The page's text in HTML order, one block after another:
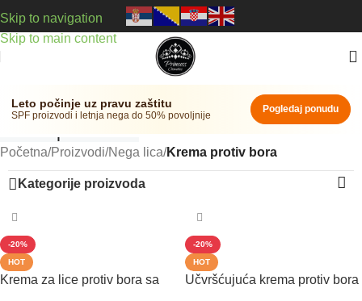
Skip to navigation
Skip to main content
Leto počinje uz pravu zaštitu
SPF proizvodi i letnja nega do 50% povoljnije
Pogledaj ponudu
Početna/Proizvodi/Nega lica/Krema protiv bora
Kategorije proizvoda
-20%
HOT
Krema za lice protiv bora sa
-20%
HOT
Učvršćujuća krema protiv bora